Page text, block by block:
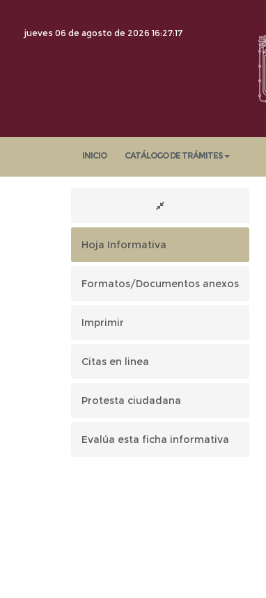
jueves 06 de agosto de 2026 16:27:18
INICIO CATÁLOGO DE TRÁMITES
Hoja Informativa
Formatos/Documentos anexos
Imprimir
Citas en linea
Protesta ciudadana
Evalúa esta ficha informativa